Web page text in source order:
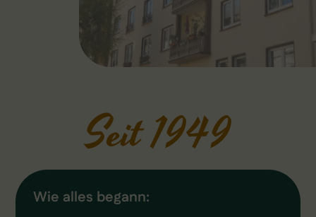
Seit 1949
Wie alles begann: